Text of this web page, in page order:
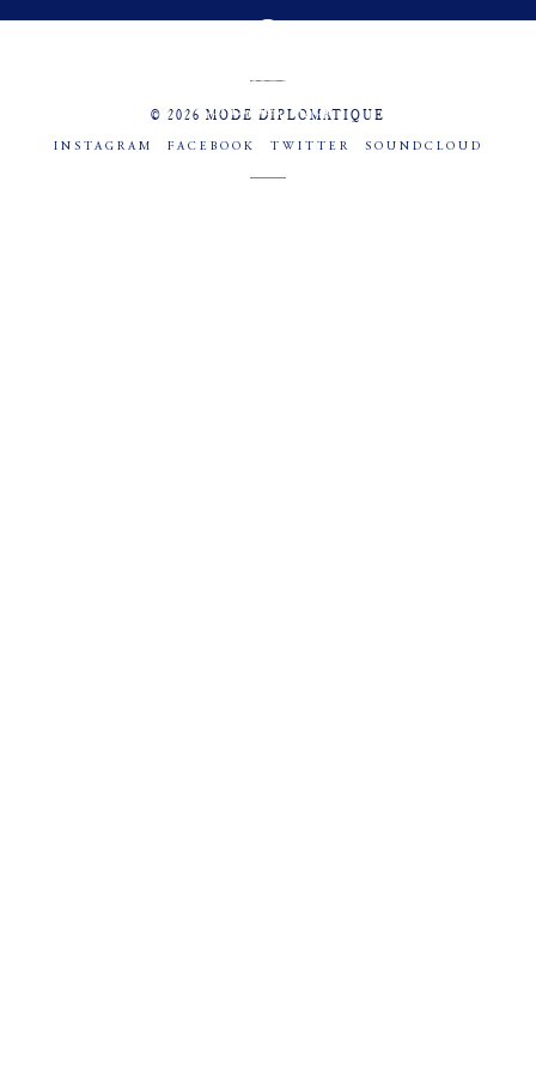
© 2026 MODE DIPLOMATIQUE
INSTAGRAM FACEBOOK TWITTER SOUNDCLOUD